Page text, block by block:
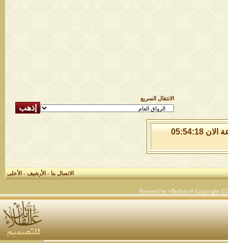
الانتقال السريع
السبت 8 من اغسطس 2026 , الساعة الان 05:54:18
الاتصال بنا-الأرشيف-الأعلى
Powered by vBulletin® Copyright